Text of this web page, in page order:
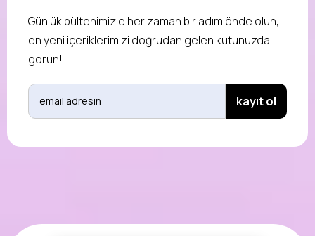
Günlük bültenimizle her zaman bir adım önde olun,
en yeni içeriklerimizi doğrudan gelen kutunuzda
görün!